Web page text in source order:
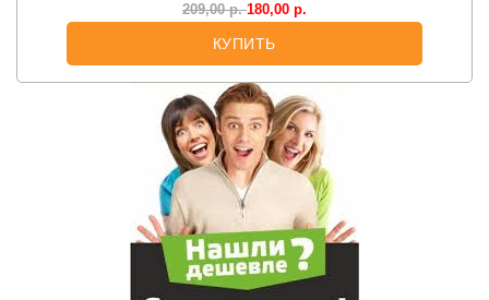
209,00р. 180,00 р.
КУПИТЬ